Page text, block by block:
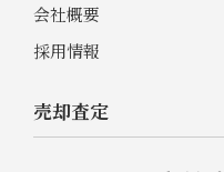
会社概要
採用情報
売却査定